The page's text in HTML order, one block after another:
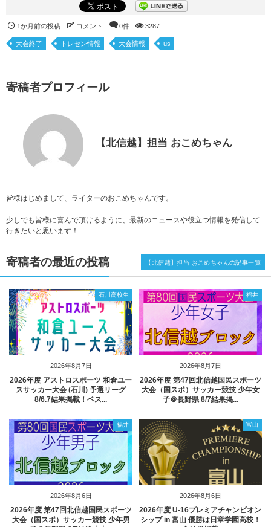
1か月前の投稿 コメント 0件 3287
大会終了 トレセン情報 大会情報 us
寄稿者プロフィール
【北信越】担当 おこめちゃん
皆様はじめまして、ライターのおこめちゃんです。
少しでも皆様に喜んで頂けるように、最新のニュースや役立つ情報を発信して
行きたいと思います！
寄稿者の最近の投稿
2026年8月7日
石川高校生
2026年度 アストロスポーツ 和倉ユー
スサッカー大会 (石川) 予選リーグ
8/6.7結果掲載！ベス...
2026年8月7日
福井
2026年度 第47回北信越国民スポーツ
大会（国スポ）サッカー競技 少年女
子＠長野県 8/7結果掲...
2026年8月6日
福井
2026年度 第47回北信越国民スポーツ
大会（国スポ）サッカー競技 少年男
2026年8月6日
富山
2026年度 U-16プレミアチャンピオン
シップ in 富山 優勝は日章学園高校！
【北信越】担当 おこめちゃんの記事一覧